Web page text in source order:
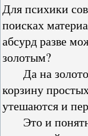
Для психики
поисках
абсурд разве
золотым?
Да на
корзину
утешаются и
Это и